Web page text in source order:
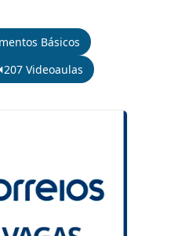
Básicos
207 Videoaulas